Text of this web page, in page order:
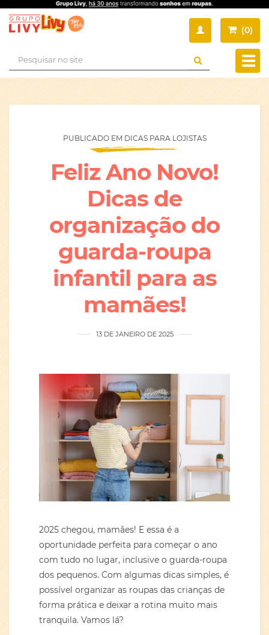
(0)
Busca
PUBLICADO EM DICAS PARA LOJISTAS
Feliz Ano Novo!
Dicas de
organização do
guarda-roupa
infantil para as
mamães!
13 DE JANEIRO DE 2025
2025 chegou, mamães! E essa é a
oportunidade perfeita para começar o ano
com tudo no lugar, inclusive o guarda-roupa
dos pequenos. Com algumas dicas simples, é
possível organizar as roupas das crianças de
forma prática e deixar a rotina muito mais
tranquila. Vamos lá?